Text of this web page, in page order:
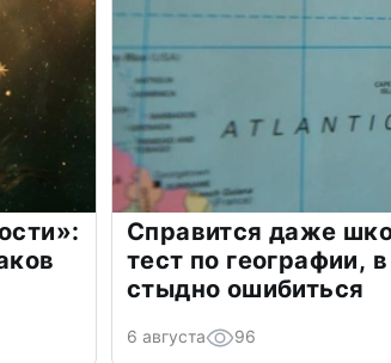
Справится даже
тест по географии,
стыдно ошибиться
6 августа 96